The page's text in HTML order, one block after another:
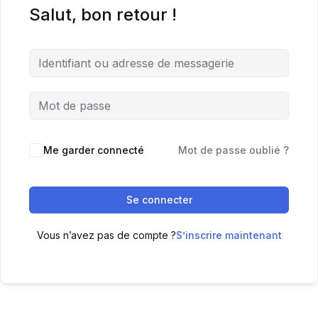
Salut, bon retour !
Me garder connecté Mot de passe oublié ?
Se connecter
Vous n’avez pas de compte ?S’inscrire maintenant